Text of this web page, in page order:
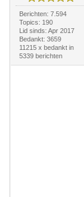
Berichten: 7.594
Topics: 190
Lid sinds: Apr 2017
Bedankt: 3659
11215 x bedankt in
5339 berichten